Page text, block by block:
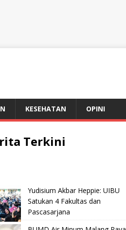
KESEHATAN OPINI
Terkini
Yudisium Akbar Heppie: UIBU
Satukan 4 Fakultas dan
Pascasarjana